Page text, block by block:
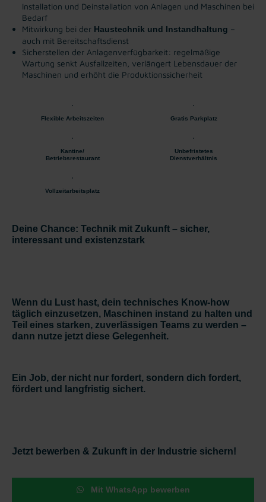
Installation und Deinstallation von Anlagen und Maschinen bei
Bedarf
Mitwirkung bei der Haustechnik und Instandhaltung –
auch mit Bereitschaftsdienst
Sicherstellen der Anlagenverfügbarkeit: regelmäßige
Wartung senkt Ausfallzeiten, verlängert Lebensdauer der
Maschinen und erhöht die Produktionssicherheit
Flexible Arbeitszeiten Gratis Parkplatz
Kantine/
Betriebsrestaurant
Unbefristetes
Dienstverhältnis
Vollzeitarbeitsplatz
Deine Chance: Technik mit Zukunft – sicher,
interessant und existenzstark
Wenn du Lust hast, dein technisches Know-how
täglich einzusetzen, Maschinen instand zu halten und
Teil eines starken, zuverlässigen Teams zu werden –
dann nutze jetzt diese Gelegenheit.
Ein Job, der nicht nur fordert, sondern dich fordert,
fördert und langfristig sichert.
Jetzt bewerben & Zukunft in der Industrie sichern!
Mit WhatsApp bewerben